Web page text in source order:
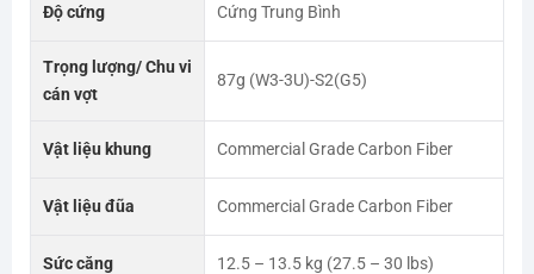
Độ cứng Cứng Trung Bình
Trọng lượng/ Chu vi
cán vợt
87g (W3-3U)-S2(G5)
Vật liệu khung Commercial Grade Carbon Fiber
Vật liệu đũa Commercial Grade Carbon Fiber
Sức căng 12.5 – 13.5 kg (27.5 – 30 lbs)